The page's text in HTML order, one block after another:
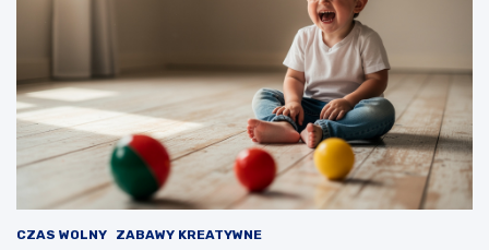
CZAS WOLNY ZABAWY KREATYWNE